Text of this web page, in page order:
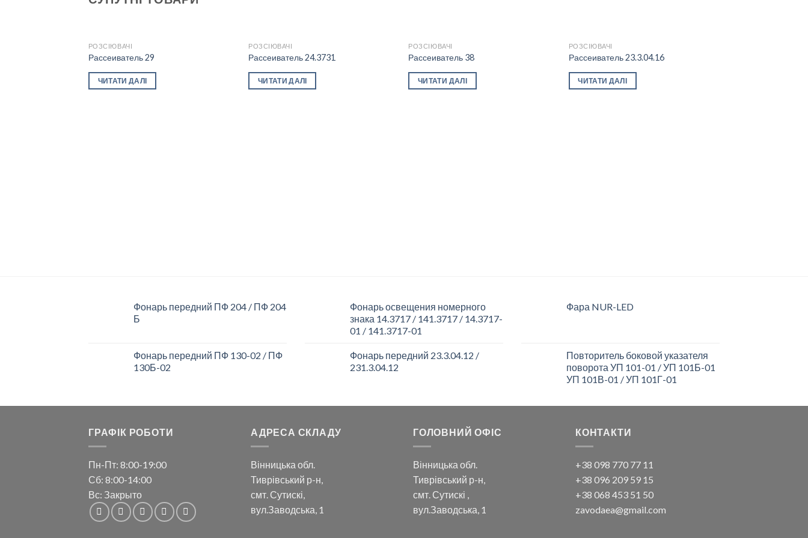
РОЗСІЮВАЧІ
Рассеиватель 29
ЧИТАТИ ДАЛІ
РОЗСІЮВАЧІ
Рассеиватель 24.3731
ЧИТАТИ ДАЛІ
РОЗСІЮВАЧІ
Рассеиватель 38
ЧИТАТИ ДАЛІ
РОЗСІЮВАЧІ
Рассеиватель 23.3.04.16
ЧИТАТИ ДАЛІ
Фонарь передний ПФ 204 / ПФ 204
Б
Фонарь передний ПФ 130-02 / ПФ
130Б-02
Фонарь освещения номерного
знака 14.3717 / 141.3717 / 14.3717-
01 / 141.3717-01
Фонарь передний 23.3.04.12 /
231.3.04.12
Фара NUR-LED
Повторитель боковой указателя
поворота УП 101-01 / УП 101Б-01
УП 101В-01 / УП 101Г-01
ГРАФІК РОБОТИ
Пн-Пт: 8:00-19:00
Сб: 8:00-14:00
Вс: Закрыто
АДРЕСА СКЛАДУ
Вінницька обл.
Тиврівський р-н,
смт. Сутискі,
вул.Заводська, 1
ГОЛОВНИЙ ОФІС
Вінницька обл.
Тиврівський р-н,
смт. Сутискі ,
вул.Заводська, 1
КОНТАКТИ
+38 098 770 77 11
+38 096 209 59 15
+38 068 453 51 50
zavodaea@gmail.com